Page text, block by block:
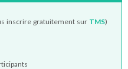
inscrire gratuitement sur TMS)